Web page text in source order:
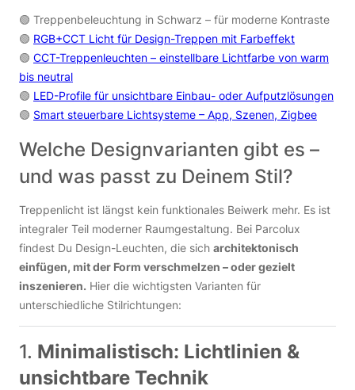
🟢 Treppenbeleuchtung in Schwarz – für moderne Kontraste
🟢 RGB+CCT Licht für Design-Treppen mit Farbeffekt
🟢 CCT-Treppenleuchten – einstellbare Lichtfarbe von warm
bis neutral
🟢 LED-Profile für unsichtbare Einbau- oder Aufputzlösungen
🟢 Smart steuerbare Lichtsysteme – App, Szenen, Zigbee
Welche Designvarianten gibt es –
und was passt zu Deinem Stil?
Treppenlicht ist längst kein funktionales Beiwerk mehr. Es ist
integraler Teil moderner Raumgestaltung. Bei Parcolux
findest Du Design-Leuchten, die sich architektonisch
einfügen, mit der Form verschmelzen – oder gezielt
inszenieren. Hier die wichtigsten Varianten für
unterschiedliche Stilrichtungen:
1. Minimalistisch: Lichtlinien &
unsichtbare Technik